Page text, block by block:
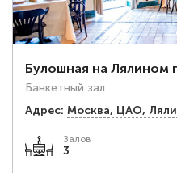
Булошная на Лялином
Банкетный зал
Адрес: Москва, ЦАО,
Залов
3